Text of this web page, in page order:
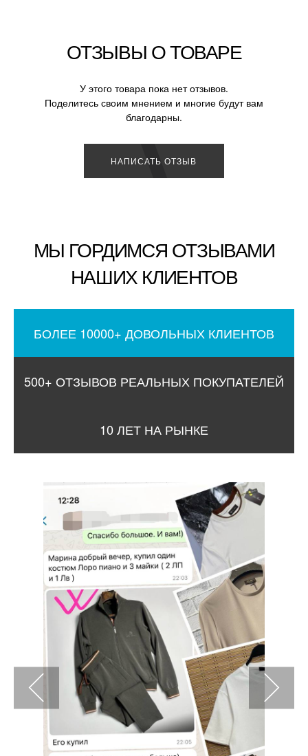
ОТЗЫВЫ О ТОВАРЕ
У этого товара пока нет отзывов.
Поделитесь своим мнением и многие будут вам
благодарны.
НАПИСАТЬ ОТЗЫВ
МЫ ГОРДИМСЯ ОТЗЫВАМИ
НАШИХ КЛИЕНТОВ
БОЛЕЕ 10000+ ДОВОЛЬНЫХ КЛИЕНТОВ
500+ ОТЗЫВОВ РЕАЛЬНЫХ ПОКУПАТЕЛЕЙ
10 ЛЕТ НА РЫНКЕ